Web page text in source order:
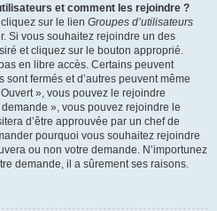
et comment les rejoindre ?
sur le lien Groupes d’utilisateurs
Si vous souhaitez rejoindre un des
et cliquez sur le bouton approprié.
en libre accès. Certains peuvent
fermés et d’autres peuvent même
», vous pouvez le rejoindre
», vous pouvez rejoindre le
d’être approuvée par un chef de
pourquoi vous souhaitez rejoindre
ou non votre demande. N’importunez
demande, il a sûrement ses raisons.